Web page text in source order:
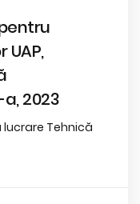
UAP,
2023
lucrare Tehnică